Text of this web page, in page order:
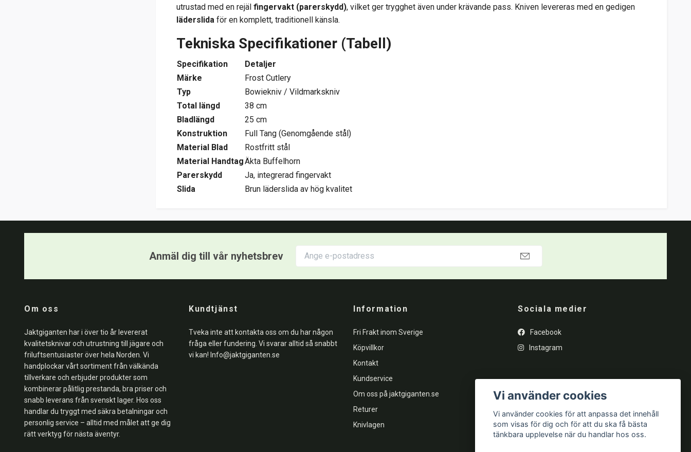
utrustad med en rejäl fingervakt (parerskydd), vilket ger trygghet även under krävande pass. Kniven levereras med en gedigen
läderslida för en komplett, traditionell känsla.
Tekniska Specifikationer (Tabell)
Specifikation
Detaljer
Märke
Frost Cutlery
Typ
Bowiekniv / Vildmarkskniv
Total längd
38 cm
Bladlängd
25 cm
Konstruktion
Full Tang (Genomgående stål)
Material Blad
Rostfritt stål
Material HandtagÄkta Buffelhorn
Parerskydd
Ja, integrerad fingervakt
Slida
Brun läderslida av hög kvalitet
Anmäl dig till vår nyhetsbrev
Om oss
Jaktgiganten har i över tio år levererat
kvalitetsknivar och utrustning till jägare och
friluftsentusiaster över hela Norden. Vi
handplockar vårt sortiment från välkända
tillverkare och erbjuder produkter som
kombinerar pålitlig prestanda, bra priser och
snabb leverans från svenskt lager. Hos oss
handlar du tryggt med säkra betalningar och
personlig service – alltid med målet att ge dig
rätt verktyg för nästa äventyr.
Kundtjänst
Tveka inte att kontakta oss om du har någon
fråga eller fundering. Vi svarar alltid så snabbt
vi kan! Info@jaktgiganten.se
Information
Fri Frakt inom Sverige
Köpvillkor
Kontakt
Kundservice
Om oss på jaktgiganten.se
Returer
Knivlagen
Sociala medier
Facebook
Instagram
Vi använder cookies
Vi använder cookies för att anpassa det innehåll
som visas för dig och för att du ska få bästa
tänkbara upplevelse när du handlar hos oss.